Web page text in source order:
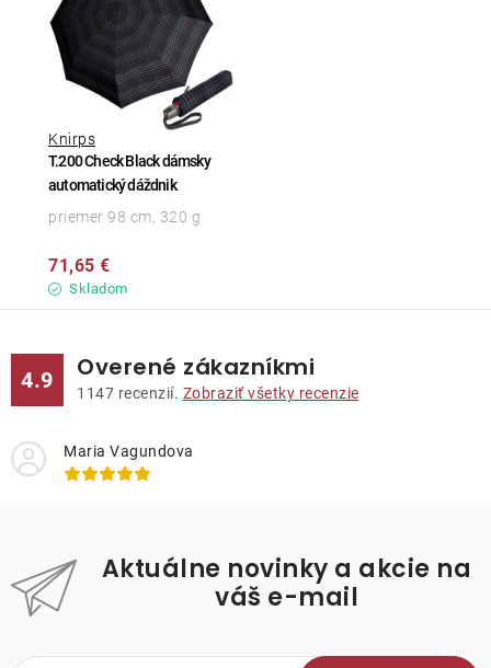
T.200 Check Black dámsky
automatický dáždnik
Knirps
Skladom
71,65 €
priemer 98 cm, 320 g
4.9 Overené zákazníkmi
1147 recenzií. Zobraziť všetky recenzie
Maria Vagundova
Aktuálne novinky a akcie na
váš e-mail